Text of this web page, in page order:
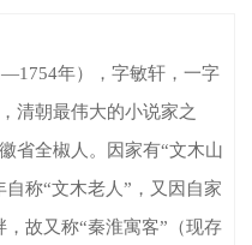
年），字敏轩，一字
清朝最伟大的小说家之
省全椒人。因家有“文木山
自称“文木老人”，又因自家
故又称“秦淮寓客”（现存